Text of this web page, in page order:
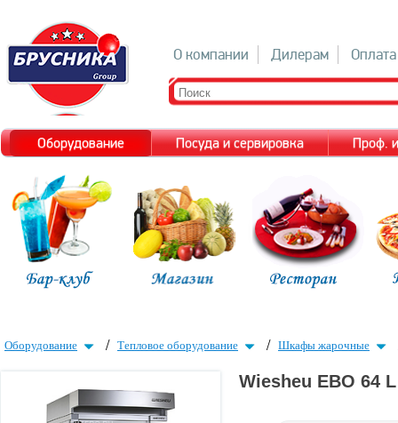
О компании Дилерам Оплата
Оборудование Посуда и сервировка Проф.
Оборудование / Тепловое оборудование / Шкафы жарочные
Wiesheu EBO 64